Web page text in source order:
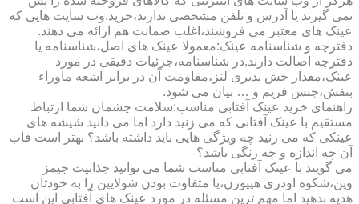
نمی گیرند یا آدرس و تلفن مشخصی ندارند،خرید.وب سایت هایی که
عینک های معتبر می فروشند،اغلب ضمانت هم ارائه می دهند.
دفترچه و شناسنامه عینک:معمولا عینک های اصل،شناسنامه یا
دفترچه اصالت دارند.در شناسنامه،جزئیات دقیقی در مورد
عینک،مقدار خش پذیری لنز،مقاومت آن در برابر اشعه ماوراء
بنفش،جنس فریم و … بیان می شود.
راهنمای خرید عینک آفتابی مناسب:سلامت چشمان شما ارتباط
مستقیم با عینک آفتابی که می زنید دارد اما می دانید شیشه های
عینکی که می زنید چه ویژگی هایی باید داشته باشد؟ بهتر است قاب
آن چه اندازه و چه رنگی باشد؟
می گویند با عینک آفتابی مناسب شما می توانید جذابیت جیمز
وین،شکوه اودری هیپورن،یا متفاوت بودن شولاپین را به خودتان
هدیه بدهید اما مهم ترین مسئله در مورد عینک های آفتابی این است